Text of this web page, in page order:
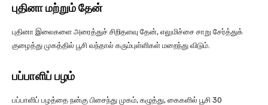
புதினா மற்றும் தேன்
புதினா இலைகளை அரைத்துச் சிறிதளவு தேன், எலுமிச்சை சாறு சேர்த்துக்
குழைத்து முகத்தில் பூசி வந்தால் கரும்புள்ளிகள் மறைந்து விடும்.
பப்பாளிப் பழம்
பப்பாளிப் பழத்தை நன்கு பிசைந்து முகம், கழுத்து, கைகளில் பூசி 30